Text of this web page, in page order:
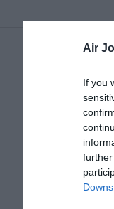
Air
If you